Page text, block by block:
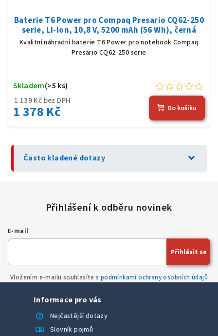
Baterie T6 Power pro Compaq Presario CQ62-250
serie, Li-Ion, 10,8 V, 5200 mAh (56 Wh), černá
Kvalitní náhradní baterie T6 Power pro notebook Compaq
Presario CQ62-250 serie
1 139 Kč bez DPH
1 378 Kč
Skladem(>5 ks)
Do košíku
Často kladené dotazy expand_more
E-mail
Vložením e-mailu souhlasíte s podmínkami ochrany osobních údajů
Přihlásit se
Informace pro vás
help
Nejčastější dotazy
menu_book Slovník pojmů